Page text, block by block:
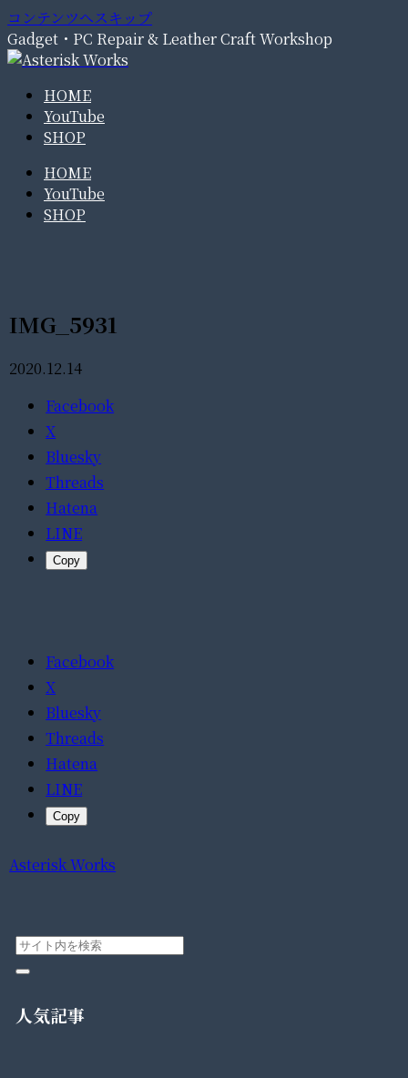
コンテンツへスキップ
Gadget・PC Repair & Leather Craft Workshop
HOME
YouTube
SHOP
HOME
YouTube
SHOP
IMG_5931
2020.12.14
Facebook
X
Bluesky
Threads
Hatena
LINE
Copy
Facebook
X
Bluesky
Threads
Hatena
LINE
Copy
Asterisk Works
人気記事